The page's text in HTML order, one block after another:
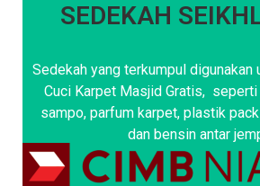
SEDEKAH
Sedekah yang terkumpul digunakan
Cuci Karpet Masjid Gratis,
sampo, parfum karpet, plastik
dan bensin antar